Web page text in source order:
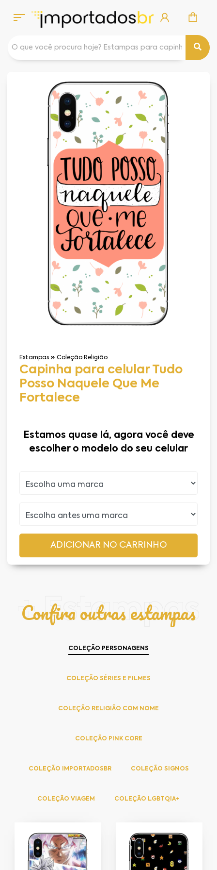
Estampas Coleção Religião
Capinha para celular Tudo
Posso Naquele Que Me
Fortalece
Estamos quase lá, agora você deve
escolher o modelo do seu celular
Confira outras estampas
+ Estampas
COLEÇÃO PERSONAGENS
COLEÇÃO SÉRIES E FILMES
COLEÇÃO RELIGIÃO COM NOME
COLEÇÃO PINK CORE
COLEÇÃO IMPORTADOSBR COLEÇÃO SIGNOS
COLEÇÃO VIAGEM COLEÇÃO LGBTQIA+